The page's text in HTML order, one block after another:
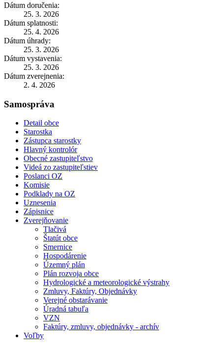
Dátum doručenia:
25. 3. 2026
Dátum splatnosti:
25. 4. 2026
Dátum úhrady:
25. 3. 2026
Dátum vystavenia:
25. 3. 2026
Dátum zverejnenia:
2. 4. 2026
Samospráva
Detail obce
Starostka
Zástupca starostky
Hlavný kontrolór
Obecné zastupiteľstvo
Videá zo zastupiteľstiev
Poslanci OZ
Komisie
Podklady na OZ
Uznesenia
Zápisnice
Zverejňovanie
Tlačivá
Štatút obce
Smernice
Hospodárenie
Územný plán
Plán rozvoja obce
Hydrologické a meteorologické výstrahy
Zmluvy, Faktúry, Objednávky
Verejné obstarávanie
Úradná tabuľa
VZN
Faktúry, zmluvy, objednávky - archív
Voľby